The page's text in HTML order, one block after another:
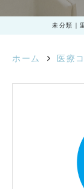
未分類｜
ホーム 医療